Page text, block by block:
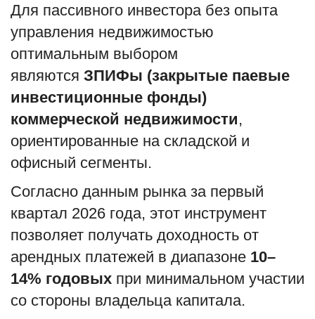
Авто
Здоровье
Шоу-бизнес
В мире
Россия
Язык
English Русский
Для пассивного инвестора без опыта
управления недвижимостью
оптимальным выбором
являются ЗПИФы (закрытые паевые
инвестиционные фонды)
коммерческой недвижимости,
ориентированные на складской и
офисный сегменты.
Согласно данным рынка за первый
квартал 2026 года, этот инструмент
позволяет получать доходность от
арендных платежей в диапазоне 10–
14% годовых при минимальном участии
со стороны владельца капитала.